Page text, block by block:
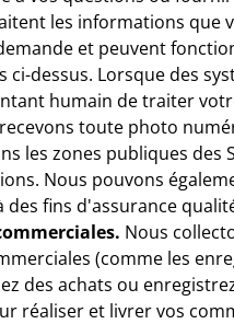
les informations que
et peuvent
dessus. Lorsque des
humain de traiter
toute photo
les zones publiques des
Nous pouvons
fins d'assurance
Nous
(comme les
des achats ou
réaliser et livrer vos